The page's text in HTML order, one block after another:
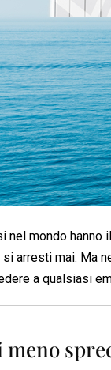
nel mondo
arresti mai. Ma
a qualsiasi
meno